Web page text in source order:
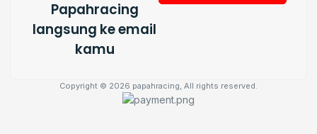
Papahracing
langsung ke email
kamu
Copyright © 2026 papahracing, All rights reserved.